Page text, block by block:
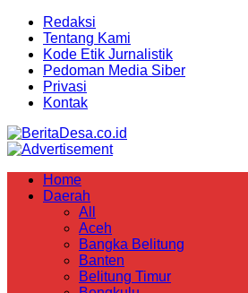
Redaksi
Tentang Kami
Kode Etik Jurnalistik
Pedoman Media Siber
Privasi
Kontak
Home
Daerah
All
Aceh
Bangka Belitung
Banten
Belitung Timur